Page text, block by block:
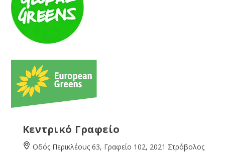
Κεντρικό Γραφείο
Οδός Περικλέους 63, Γραφείο 102, 2021 Στρόβολος